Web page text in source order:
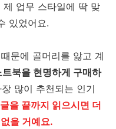
업무 스타일에 딱 맞
있었어요.
문에 골머리를 앓고 계
북을 현명하게 구매하
많이 추천되는 인기
을 끝까지 읽으시면 더
을 거예요.